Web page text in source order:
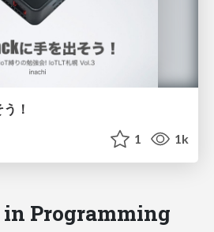
！
1 1k
in Programming